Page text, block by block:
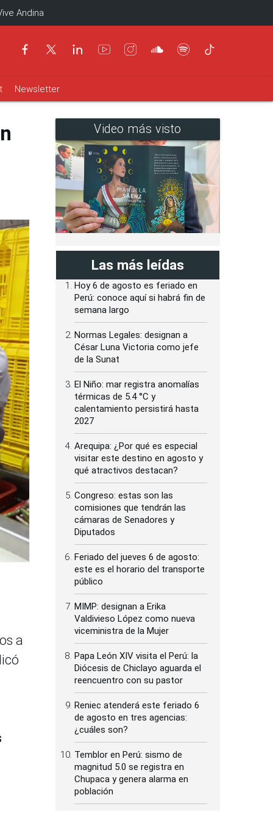
Andina
Newsletter
a
Video más visto
Las más leídas
Hoy 6 de agosto es feriado en
Perú: conoce aquí si habrá fin de
semana largo
Normas Legales: designan a
César Luna Victoria como jefe
de la Sunat
El Niño: mar registra anomalías
térmicas de 5.4 °C y
calentamiento persistirá hasta
2027
Arequipa: ¿Por qué es especial
visitar este destino en agosto y
qué atractivos destacan?
Congreso: estas son las
comisiones que tendrán las
cámaras de Senadores y
Diputados
Feriado del jueves 6 de agosto:
este es el horario del transporte
público
MIMP: designan a Erika
Valdivieso López como nueva
viceministra de la Mujer
Papa León XIV visita el Perú: la
Diócesis de Chiclayo aguarda el
reencuentro con su pastor
Reniec atenderá este feriado 6
de agosto en tres agencias:
¿cuáles son?
Temblor en Perú: sismo de
magnitud 5.0 se registra en
Chupaca y genera alarma en
población